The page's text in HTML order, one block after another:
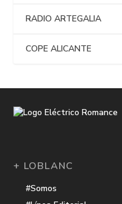
RADIO ARTEGALIA
COPE ALICANTE
+ LOBLANC
#Somos